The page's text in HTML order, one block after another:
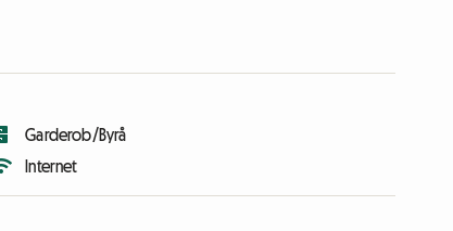
Garderob/Byrå
Internet